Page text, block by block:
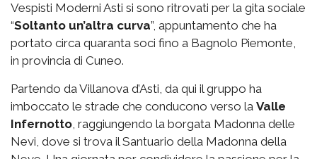
Vespisti Moderni Asti si sono ritrovati per la gita sociale
“Soltanto un’altra curva”, appuntamento che ha
portato circa quaranta soci fino a Bagnolo Piemonte,
in provincia di Cuneo.
Partendo da Villanova d’Asti, da qui il gruppo ha
imboccato le strade che conducono verso la Valle
Infernotto, raggiungendo la borgata Madonna delle
Nevi, dove si trova il Santuario della Madonna della